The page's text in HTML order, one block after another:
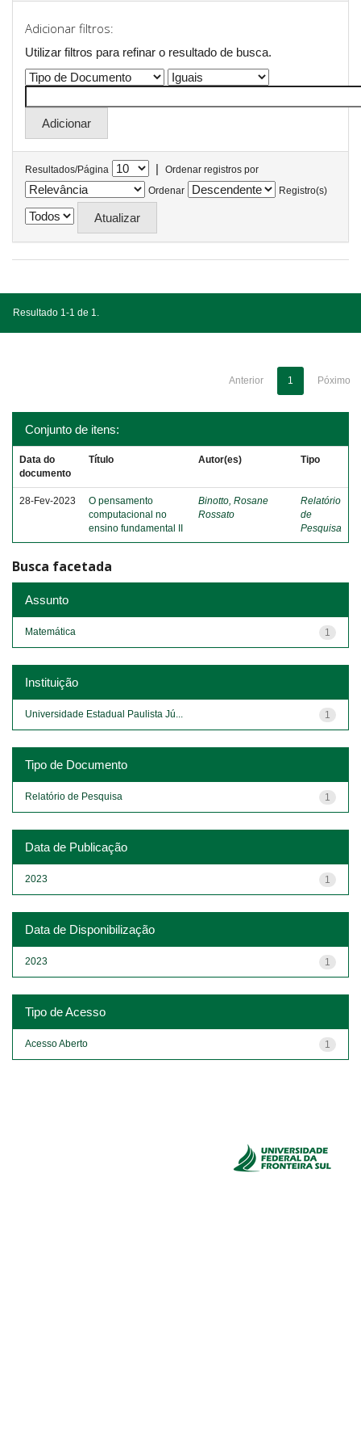
Adicionar filtros:
Utilizar filtros para refinar o resultado de busca.
Resultados/Página |
Ordenar registros por
Ordenar
Registro(s)
Resultado 1-1 de 1.
Anterior 1 Póximo
Conjunto de itens:
Data do
documento
Título Autor(es) Tipo
28-Fev-2023
O pensamento
computacional no
ensino fundamental II
Binotto, Rosane
Rossato
Relatório
de
Pesquisa
Busca facetada
Assunto
1
Matemática
Instituição
1
Universidade Estadual Paulista Jú...
Tipo de Documento
1
Relatório de Pesquisa
Data de Publicação
1
2023
Data de Disponibilização
1
2023
Tipo de Acesso
1
Acesso Aberto